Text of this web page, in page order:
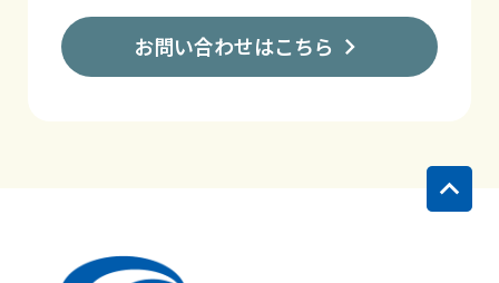
お問い合わせはこちら